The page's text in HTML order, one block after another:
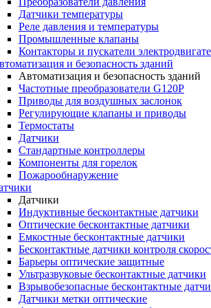
Датчики температуры
Реле давления и температуры
Промышленные клапаны
Контакторы и пускатели
и безопасность зданий
Автоматизация и безопасность зданий
Частотные преобразователи G120P
Приводы для воздушных заслонок
Регулирующие клапаны и приводы
Термостаты
Датчики
Стандартные контроллеры
Компоненты для горелок
Пожарообнаружение
Датчики
Индуктивные бесконтактные датчики
Оптические бесконтактные датчики
Емкостные бесконтактные датчики
Бесконтактные датчики контроля
Барьеры оптические защитные
Ультразвуковые бесконтактные датчики
Взрывобезопасные бесконтактные
Датчики метки оптические